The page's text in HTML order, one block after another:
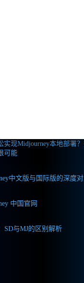
news/show/887.html，
我们删除处理。谢谢
内版的全新体验：无缝
文版的强大功能与使用体
Midjourney破解版免费？
实现Midjourney本地部署
可能
中文版与国际版的深度
中国官网
SD与MJ的区别解析